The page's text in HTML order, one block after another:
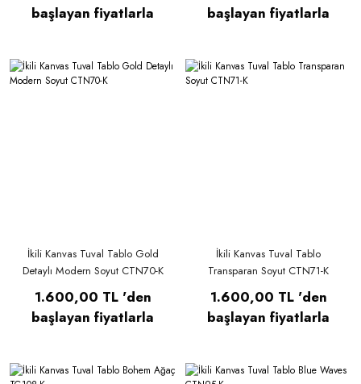
başlayan fiyatlarla
başlayan fiyatlarla
İkili Kanvas Tuval Tablo Gold
Detaylı Modern Soyut CTN70-K
1.600,00 TL 'den
başlayan fiyatlarla
İkili Kanvas Tuval Tablo
Transparan Soyut CTN71-K
1.600,00 TL 'den
başlayan fiyatlarla